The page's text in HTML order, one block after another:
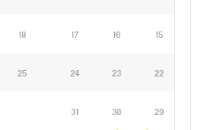
15
16
17
18
22
23
24
25
29
30
31